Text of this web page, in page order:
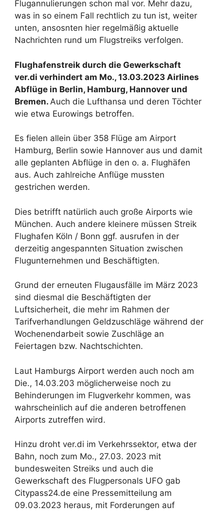
Flugannulierungen schon mal vor. Mehr dazu,
was in so einem Fall rechtlich zu tun ist, weiter
unten, ansosnten hier regelmäßig aktuelle
Nachrichten rund um Flugstreiks verfolgen.
Flughafenstreik durch die Gewerkschaft
ver.di verhindert am Mo., 13.03.2023 Airlines
Abflüge in Berlin, Hamburg, Hannover und
Bremen. Auch die Lufthansa und deren Töchter
wie etwa Eurowings betroffen.
Es fielen allein über 358 Flüge am Airport
Hamburg, Berlin sowie Hannover aus und damit
alle geplanten Abflüge in den o. a. Flughäfen
aus. Auch zahlreiche Anflüge mussten
gestrichen werden.
Dies betrifft natürlich auch große Airports wie
München. Auch andere kleinere müssen Streik
Flughafen Köln / Bonn ggf. ausrufen in der
derzeitig angespannten Situation zwischen
Flugunternehmen und Beschäftigten.
Grund der erneuten Flugausfälle im März 2023
sind diesmal die Beschäftigten der
Luftsicherheit, die mehr im Rahmen der
Tarifverhandlungen Geldzuschläge während der
Wochenendarbeit sowie Zuschläge an
Feiertagen bzw. Nachtschichten.
Laut Hamburgs Airport werden auch noch am
Die., 14.03.203 möglicherweise noch zu
Behinderungen im Flugverkehr kommen, was
wahrscheinlich auf die anderen betroffenen
Airports zutreffen wird.
Hinzu droht ver.di im Verkehrssektor, etwa der
Bahn, noch zum Mo., 27.03. 2023 mit
bundesweiten Streiks und auch die
Gewerkschaft des Flugpersonals UFO gab
Citypass24.de eine Pressemitteilung am
09.03.2023 heraus, mit Forderungen auf